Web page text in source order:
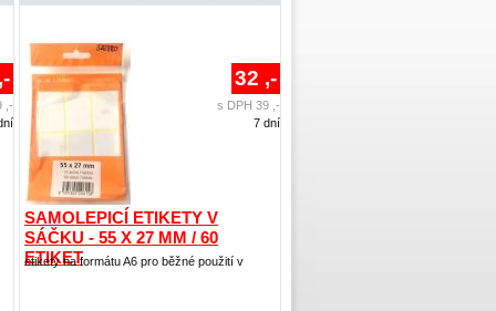
,-
SAMOLEPICÍ ETIKETY V
SÁČKU - 55 X 27 MM / 60
ETIKET
etikety na formátu A6 pro běžné použití v
32 ,-
s DPH 39 ,-
7 dní